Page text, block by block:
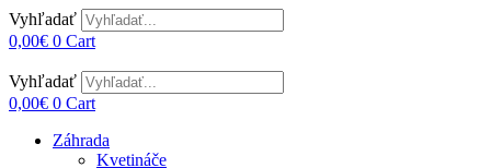
Vyhľadať
0,00€ 0 Cart
Vyhľadať
0,00€ 0 Cart
Záhrada
Kvetináče